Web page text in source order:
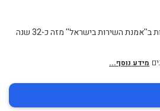
32 שנות מוניטין - 3 שנות חברות ב''אמנת השירות בישראל'' מזה כ-32 שנה
מידע נוסף...